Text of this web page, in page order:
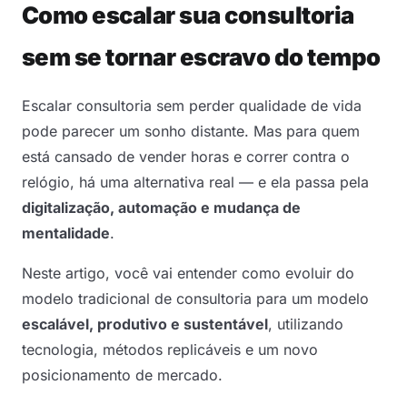
Como escalar sua consultoria
sem se tornar escravo do tempo
Escalar consultoria sem perder qualidade de vida
pode parecer um sonho distante. Mas para quem
está cansado de vender horas e correr contra o
relógio, há uma alternativa real — e ela passa pela
digitalização, automação e mudança de
mentalidade.
Neste artigo, você vai entender como evoluir do
modelo tradicional de consultoria para um modelo
escalável, produtivo e sustentável, utilizando
tecnologia, métodos replicáveis e um novo
posicionamento de mercado.